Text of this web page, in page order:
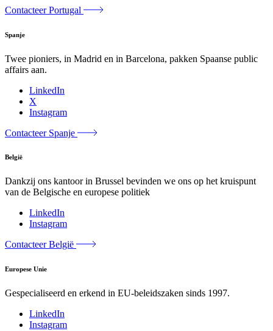
Contacteer Portugal
Spanje
Twee pioniers, in Madrid en in Barcelona, pakken Spaanse public
affairs aan.
LinkedIn
X
Instagram
Contacteer Spanje
België
Dankzij ons kantoor in Brussel bevinden we ons op het kruispunt
van de Belgische en europese politiek
LinkedIn
Instagram
Contacteer België
Europese Unie
Gespecialiseerd en erkend in EU-beleidszaken sinds 1997.
LinkedIn
Instagram